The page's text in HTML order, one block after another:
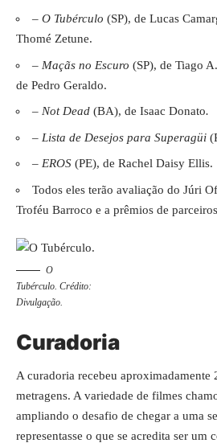
– O Tubérculo (SP), de Lucas
Thomé Zetune.
– Maçãs no Escuro (SP), de Tiago
de Pedro Geraldo.
– Not Dead (BA), de Isaac Donato.
– Lista de Desejos para Superagüi
– EROS (PE), de Rachel Daisy Ellis.
Todos eles terão avaliação do Júri
Troféu Barroco e a prêmios de
O
Tubérculo. Crédito:
Divulgação.
Curadoria
A curadoria recebeu aproximadamente
metragens. A variedade de filmes
ampliando o desafio de chegar a uma
representasse o que se acredita ser um